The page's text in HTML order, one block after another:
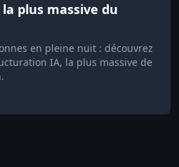
plus massive du
en pleine nuit : découvrez
IA, la plus massive de